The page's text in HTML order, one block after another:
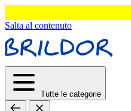
Salta al contenuto
Tutte le categorie